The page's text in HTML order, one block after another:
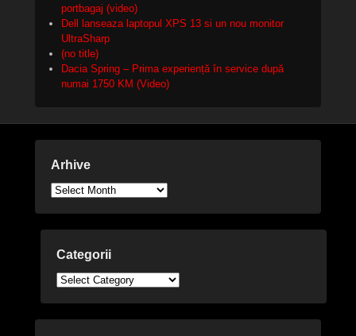
portbagaj (video)
Dell lanseaza laptopul XPS 13 si un nou monitor
UltraSharp
(no title)
Dacia Spring – Prima experiență în service după
numai 1750 KM (Video)
Arhive
Arhive
Categorii
Categorii